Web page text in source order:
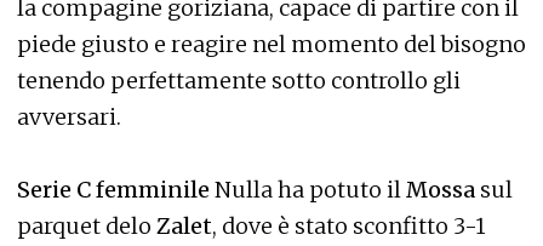
la compagine goriziana, capace di partire con il
piede giusto e reagire nel momento del bisogno
tenendo perfettamente sotto controllo gli
avversari.
Serie C femminile Nulla ha potuto ilMossa sul
parquet delo Zalet, dove è stato sconfitto 3-1